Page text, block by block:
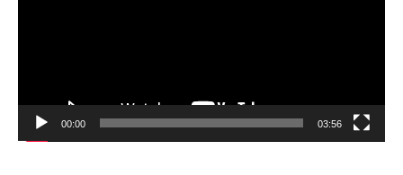
00:00 03:56